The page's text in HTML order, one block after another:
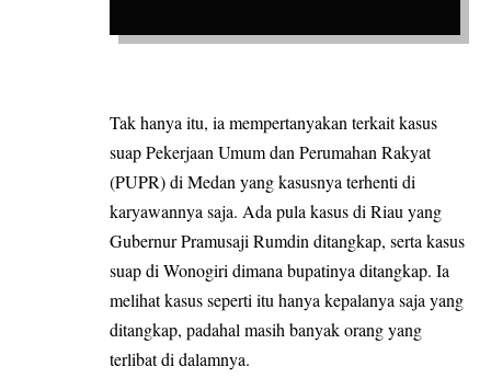
Tak hanya itu, ia mempertanyakan terkait kasus
suap Pekerjaan Umum dan Perumahan Rakyat
(PUPR) di Medan yang kasusnya terhenti di
karyawannya saja. Ada pula kasus di Riau yang
Gubernur Pramusaji Rumdin ditangkap, serta kasus
suap di Wonogiri dimana bupatinya ditangkap. Ia
melihat kasus seperti itu hanya kepalanya saja yang
ditangkap, padahal masih banyak orang yang
terlibat di dalamnya.